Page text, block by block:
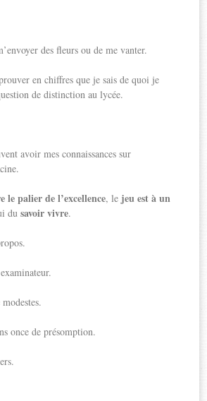
des fleurs ou de me vanter.
en chiffres que je sais de quoi je
de distinction au lycée.
avoir mes connaissances sur
le palier de l’excellence, le jeu est à un
dusavoir vivre.
once de présomption.